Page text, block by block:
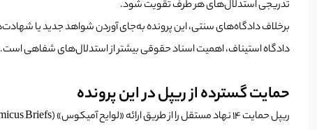
تدریجی استدلال‌های هر طرف تقویت شود.
دادگاه استیناف، اهمیت اسناد حقوقی بیشتر از استدلال‌های شفاهی است.
حمایت گسترده از ریپل در این پرونده